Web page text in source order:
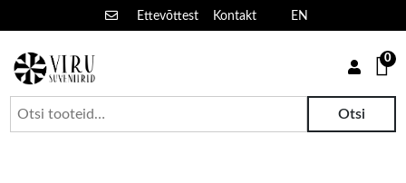
Ettevõttest Kontakt EN
Viru suveniirid
Suveniiride hulgimüük
Otsi:
Otsi
0